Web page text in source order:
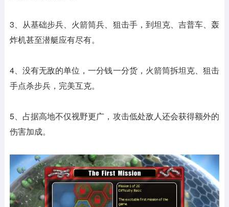
3、从基础步兵、火箭筒兵、狙击手，到坦克、吉普车、轰
炸机甚至潜艇应有尽有。
4、没有无敌的单位，一分钱一分货，火箭筒拆坦克、狙击
手点杀步兵，完美互克。
5、占据高地不仅视野更广，攻击低处敌人还会获得额外的
伤害加成。